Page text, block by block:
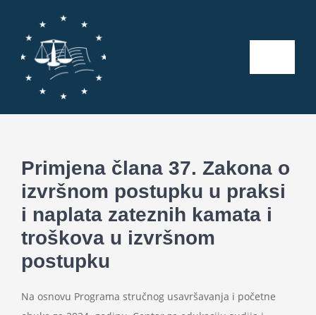
Toggle
Kalendar aktivnosti
Seminari
Primjena člana 37. Zakona o
izvršnom postupku u praksi
i naplata zateznih kamata i
troškova u izvršnom
postupku
Na osnovu Programa stručnog usavršavanja i početne